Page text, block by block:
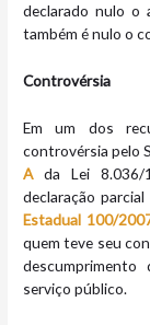
declarado nulo o
também é nulo o
Controvérsia
Em um dos
controvérsia pelo
Ada Lei 8.036/
declaração
Estadual 100/
quem teve seu
serviço público.